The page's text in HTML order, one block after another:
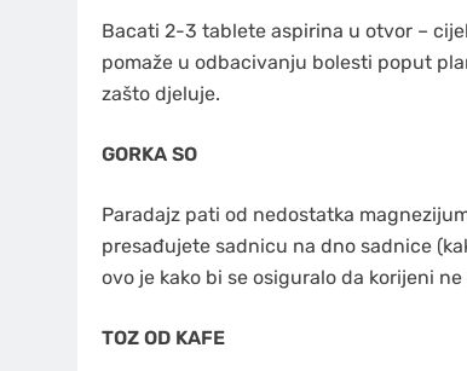
Bacati 2-3 tablete aspirina u otvor –
pomaže u odbacivanju bolesti poput
zašto djeluje.
GORKA SO
Paradajz pati od nedostatka
presađujete sadnicu na dno sadnice
ovo je kako bi se osiguralo da korijeni
TOZ OD KAFE